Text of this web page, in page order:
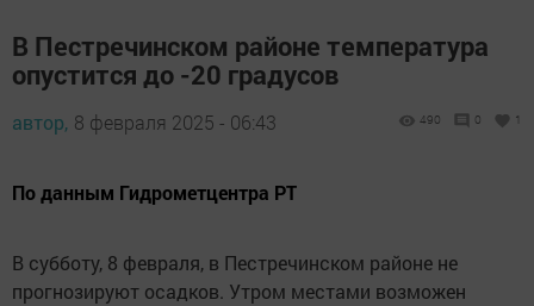
В Пестречинском районе температура
опустится до -20 градусов
автор, 8 февраля 2025 - 06:43 490 0 1
По данным Гидрометцентра РТ
В субботу, 8 февраля, в Пестречинском районе не
прогнозируют осадков. Утром местами возможен